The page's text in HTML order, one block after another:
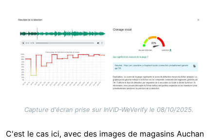
Image
Capture d'écran prise sur InVID-WeVerify le 08/10/2025.
C'est le cas ici, avec des images de magasins Auchan